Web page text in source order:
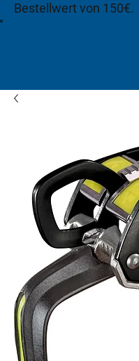
Bestellwert von 150€.